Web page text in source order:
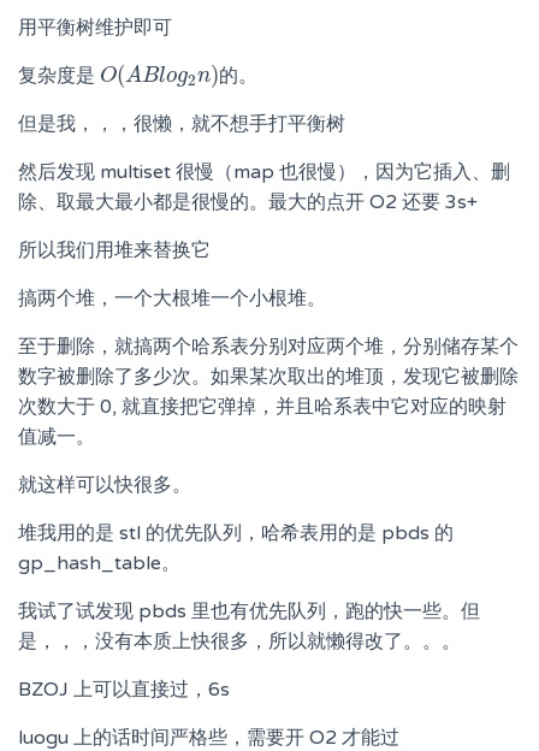
用平衡树维护即可
复杂度是 O(ABlog2n)
O(ABlog2n) 的。
但是我，，，很懒，就不想手打平衡树
然后发现 multiset 很慢（map 也很慢），因为它插入、删
除、取最大最小都是很慢的。最大的点开 O2 还要 3s+
所以我们用堆来替换它
搞两个堆，一个大根堆一个小根堆。
至于删除，就搞两个哈系表分别对应两个堆，分别储存某个
数字被删除了多少次。如果某次取出的堆顶，发现它被删除
次数大于 0, 就直接把它弹掉，并且哈系表中它对应的映射
值减一。
就这样可以快很多。
堆我用的是 stl 的优先队列，哈希表用的是 pbds 的
gp_hash_table。
我试了试发现 pbds 里也有优先队列，跑的快一些。但
是，，，没有本质上快很多，所以就懒得改了。。。
BZOJ 上可以直接过，6s
luogu 上的话时间严格些，需要开 O2 才能过